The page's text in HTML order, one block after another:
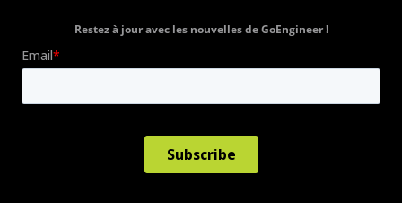
Restez à jour avec les nouvelles de GoEngineer !